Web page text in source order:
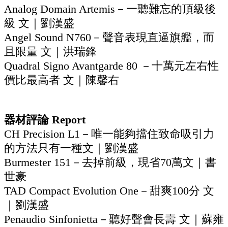
Analog Domain Artemis－一聽難忘的頂級後
級 文｜劉漢盛
Angel Sound N760－聲音表現直逼旗艦，而
且限量 文｜洪瑞鋒
Quadral Signo Avantgarde 80 －十萬元左右性
價比最高者 文｜陳馨右
器材評論 Report
CH Precision L1－唯一能夠擋住致命吸引力
的方法只有一種文｜劉漢盛
Burmester 151－去掉前級，現省70萬文｜書
世豪
TAD Compact Evolution One－甜爽100分 文
｜劉漢盛
Penaudio Sinfonietta－聽好聲會長壽 文｜蘇雍